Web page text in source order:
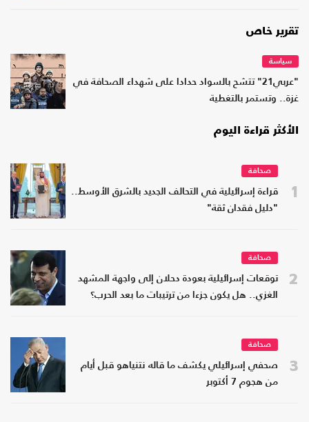
تقرير خاص
سياسة
"عربي21" تتشح بالسواد حدادا على شهداء الصحافة في
غزة.. وتستمر بالتغطية
الأكثر قراءة اليوم
1
صحافة
قراءة إسرائيلية في التحالف الجديد بالشرق الأوسط..
"دليل فقدان ثقة"
2
صحافة
توقعات إسرائيلية بعودة دحلان إلى واجهة المشهد
الغزي.. هل يكون جزءا من ترتيبات ما بعد الحرب؟
3
صحافة
صحفي إسرائيلي يكشف ما قاله نتنياهو قبل أيام
من هجوم 7 أكتوبر